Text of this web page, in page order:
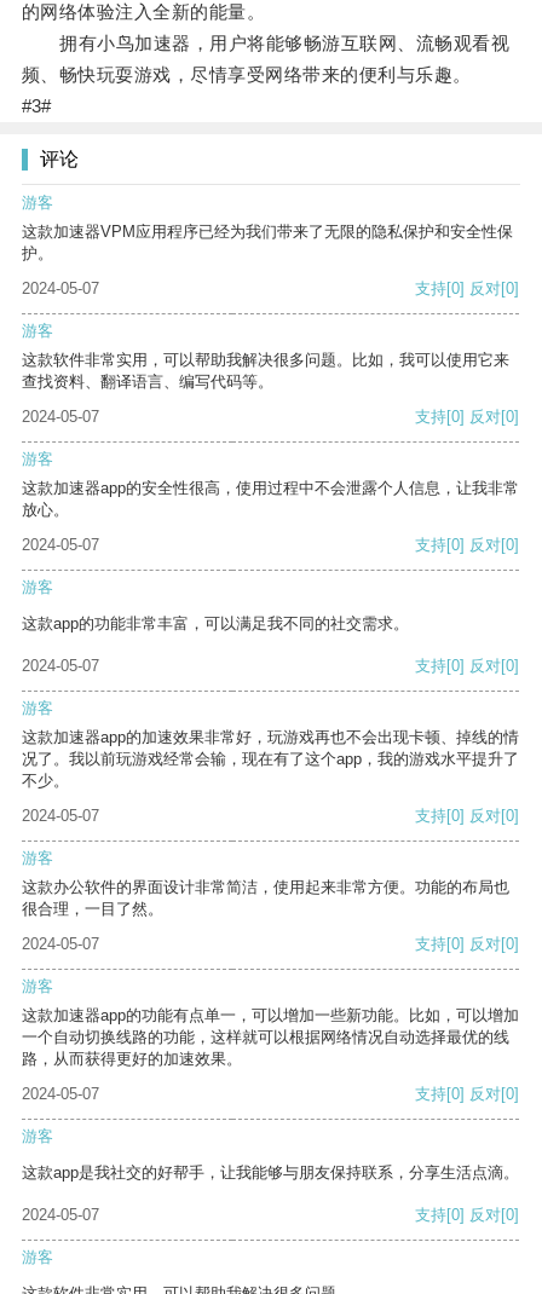
的网络体验注入全新的能量。
拥有小鸟加速器，用户将能够畅游互联网、流畅观看视
频、畅快玩耍游戏，尽情享受网络带来的便利与乐趣。
#3#
评论
游客
这款加速器VPM应用程序已经为我们带来了无限的隐私保护和安全性保
护。
2024-05-07
支持[0] 反对[0]
游客
这款软件非常实用，可以帮助我解决很多问题。比如，我可以使用它来
查找资料、翻译语言、编写代码等。
2024-05-07
支持[0] 反对[0]
游客
这款加速器app的安全性很高，使用过程中不会泄露个人信息，让我非常
放心。
2024-05-07
支持[0] 反对[0]
游客
这款app的功能非常丰富，可以满足我不同的社交需求。
2024-05-07 支持[0] 反对[0]
游客
这款加速器app的加速效果非常好，玩游戏再也不会出现卡顿、掉线的情
况了。我以前玩游戏经常会输，现在有了这个app，我的游戏水平提升了
不少。
2024-05-07
支持[0] 反对[0]
游客
这款办公软件的界面设计非常简洁，使用起来非常方便。功能的布局也
很合理，一目了然。
2024-05-07
支持[0] 反对[0]
游客
这款加速器app的功能有点单一，可以增加一些新功能。比如，可以增加
一个自动切换线路的功能，这样就可以根据网络情况自动选择最优的线
路，从而获得更好的加速效果。
2024-05-07
支持[0] 反对[0]
游客
这款app是我社交的好帮手，让我能够与朋友保持联系，分享生活点滴。
2024-05-07 支持[0] 反对[0]
游客